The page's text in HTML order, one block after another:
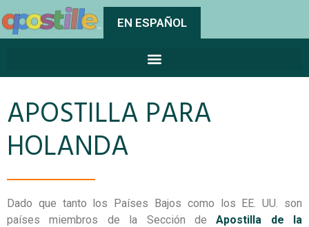
EN ESPAÑOL
APOSTILLA PARA
HOLANDA
Dado que tanto los Países Bajos como los EE. UU. son
países miembros de la Sección deApostilla de la